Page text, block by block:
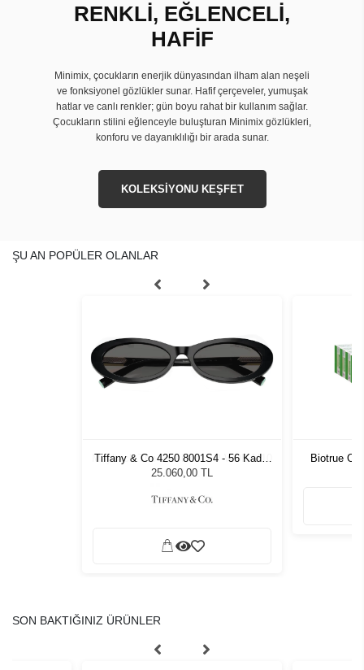
RENKLİ, EĞLENCELİ,
HAFİF
Minimix, çocukların enerjik dünyasından ilham alan neşeli
ve fonksiyonel gözlükler sunar. Hafif çerçeveler, yumuşak
hatlar ve canlı renkler; gün boyu rahat bir kullanım sağlar.
Çocukların stilini eğlenceyle buluşturan Minimix gözlükleri,
konforu ve dayanıklılığı bir arada sunar.
KOLEKSİYONU KEŞFET
ŞU AN POPÜLER OLANLAR
Tiffany & Co 4250 8001S4 - 56 Kadın
Güneş Gözlüğü
25.060,00 TL
Biotrue
SON BAKTIĞINIZ ÜRÜNLER